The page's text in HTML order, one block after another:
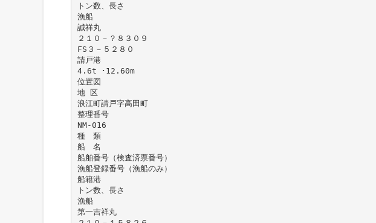
トン数、長さ
漁船
誠祥丸
２１０－？８３０９
FS３－５２８０
請戸港
4.6t ･12.60m
位置図
地 区
浪江町請戸字高田町
整理番号
NM-016
種 類
船 名
船舶番号（検査済票番号）
漁船登録番号（漁船のみ）
船籍港
トン数、長さ
漁船
第一吉祥丸